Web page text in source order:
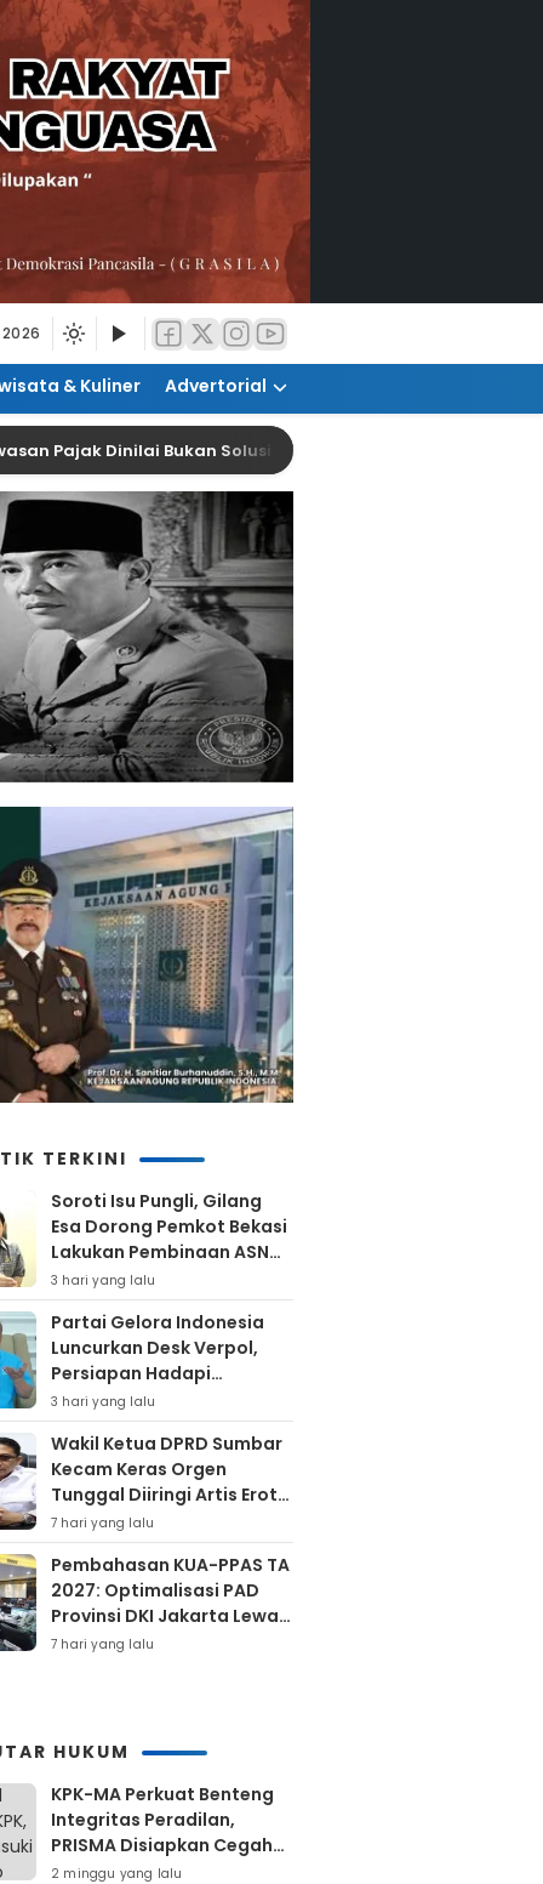
& Kuliner Advertorial
Dinilai Bukan Solusi Tingkatkan Kepatuhan
TERKINI
Soroti Isu Pungli, Gilang
Esa Dorong Pemkot Bekasi
Lakukan Pembinaan ASN
Hingga Bentuk Satgas
3 hari yang lalu
Partai Gelora Indonesia
Luncurkan Desk Verpol,
Persiapan Hadapi
Verifikasi KPU Untuk Pemilu
2029
3 hari yang lalu
Wakil Ketua DPRD Sumbar
Kecam Keras Orgen
Tunggal Diiringi Artis Erotis
Di Kuranji
7 hari yang lalu
Pembahasan KUA-PPAS TA
2027: Optimalisasi PAD
Provinsi DKI Jakarta Lewat
Retribusi Dan Pajak
7 hari yang lalu
HUKUM
KPK-MA Perkuat Benteng
Integritas Peradilan,
PRISMA Disiapkan Cegah
Korupsi Sejak Hulu
2 minggu yang lalu